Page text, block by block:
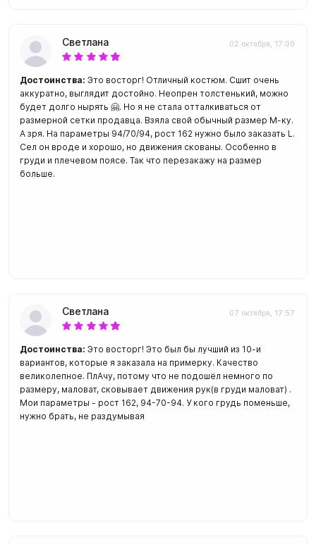
Светлана 02 октября, 17:00
Достоинства: Это восторг! Отличный костюм. Сшит очень
аккуратно, выглядит достойно. Неопрен толстенький, можно
будет долго нырять 🤗. Но я не стала отталкиваться от
размерной сетки продавца. Взяла свой обычный размер М-ку.
А зря. На параметры 94/70/94, рост 162 нужно было заказать L.
Сел он вроде и хорошо, но движения скованы. Особенно в
груди и плечевом поясе. Так что перезакажу на размер
больше.
Светлана 07 октября, 17:57
Достоинства: Это восторг! Это был бы лучший из 10-и
вариантов, которые я заказала на примерку. Качество
великолепное. ПлАчу, потому что не подошёл немного по
размеру, маловат, сковывает движения рук(в груди маловат) .
Мои параметры - рост 162, 94-70-94. У кого грудь поменьше,
нужно брать, не раздумывая